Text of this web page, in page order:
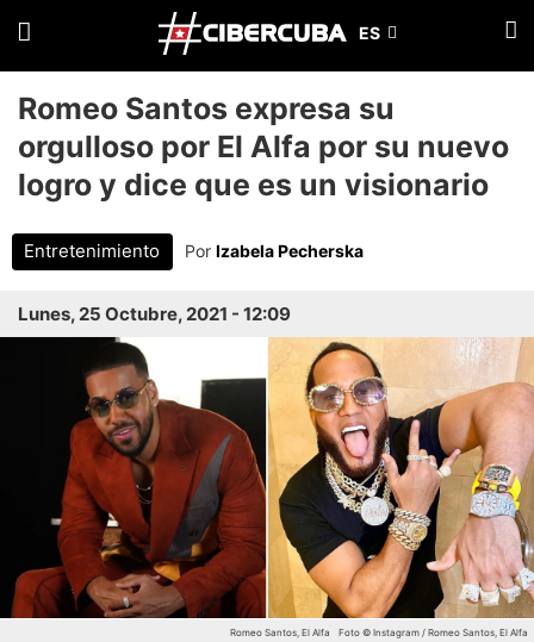
Romeo Santos expresa su
orgulloso por El Alfa por su nuevo
logro y dice que es un visionario
Entretenimiento Por Izabela Pecherska
Lunes, 25 Octubre, 2021 - 12:09
Romeo Santos, El Alfa Foto © Instagram / Romeo Santos, El Alfa